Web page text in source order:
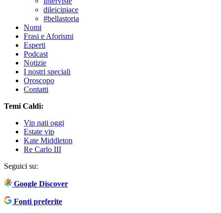
dileicipiace
#bellastoria
Nomi
Frasi e Aforismi
Esperti
Podcast
Notizie
I nostri speciali
Oroscopo
Contatti
Temi Caldi:
Vip nati oggi
Estate vip
Kate Middleton
Re Carlo III
Seguici su:
Google Discover
Fonti preferite